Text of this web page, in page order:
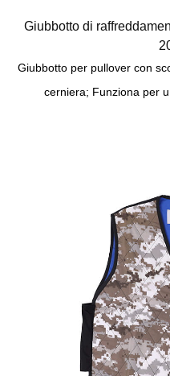
Giubbotto di
Giubbotto per pullover con
cerniera; Funziona per